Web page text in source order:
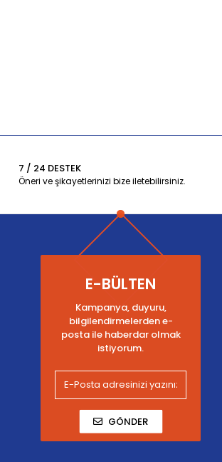
7 / 24 DESTEK
Öneri ve şikayetlerinizi bize iletebilirsiniz.
E-BÜLTEN
Kampanya, duyuru,
bilgilendirmelerden e-
posta ile haberdar olmak
istiyorum.
GÖNDER